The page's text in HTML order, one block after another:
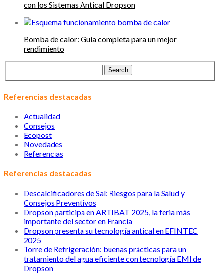
con los Sistemas Antical Dropson
Bomba de calor: Guía completa para un mejor
rendimiento
Referencias destacadas
Actualidad
Consejos
Ecopost
Novedades
Referencias
Referencias destacadas
Descalcificadores de Sal: Riesgos para la Salud y
Consejos Preventivos
Dropson participa en ARTIBAT 2025, la feria más
importante del sector en Francia
Dropson presenta su tecnología antical en EFINTEC
2025
Torre de Refrigeración: buenas prácticas para un
tratamiento del agua eficiente con tecnología EMI de
Dropson